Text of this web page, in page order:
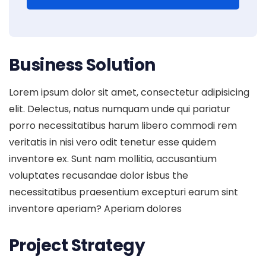
Business Solution
Lorem ipsum dolor sit amet, consectetur adipisicing
elit. Delectus, natus numquam unde qui pariatur
porro necessitatibus harum libero commodi rem
veritatis in nisi vero odit tenetur esse quidem
inventore ex. Sunt nam mollitia, accusantium
voluptates recusandae dolor isbus the
necessitatibus praesentium excepturi earum sint
inventore aperiam? Aperiam dolores
Project Strategy